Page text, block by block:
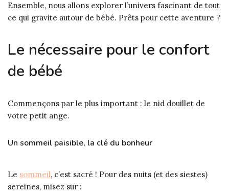
Ensemble, nous allons explorer l’univers fascinant de tout
ce qui gravite autour de bébé. Prêts pour cette aventure ?
Le nécessaire pour le confort
de bébé
Commençons par le plus important : le nid douillet de
votre petit ange.
Un sommeil paisible, la clé du bonheur
Le sommeil, c’est sacré ! Pour des nuits (et des siestes)
sereines, misez sur :